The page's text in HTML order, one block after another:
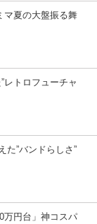
マ夏の大盤振る舞
トロフューチャ
た”バンドらしさ”
万円台」神コスパ